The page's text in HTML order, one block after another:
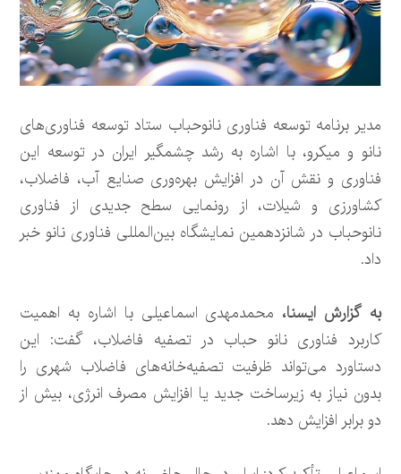
مدیر برنامه توسعه فناوری نانوحباب ستاد توسعه فناوری‌های
نانو و میکرو، با اشاره به رشد چشمگیر ایران در توسعه این
فناوری و نقش آن در افزایش بهره‌وری صنایع آب، فاضلاب،
کشاورزی و شیلات، از رونمایی سطح جدیدی از فناوری
نانوحباب در شانزدهمین نمایشگاه بین‌المللی فناوری نانو خبر
داد.
به گزارش ایسنا، محمدمهدی اسماعیلی با اشاره به اهمیت
کاربرد فناوری نانو حباب در تصفیه فاضلاب، گفت: این
دستاورد می‌تواند ظرفیت تصفیه‌خانه‌های فاضلاب شهری را
بدون نیاز به زیرساخت جدید یا افزایش مصرف انرژی، بیش از
دو برابر افزایش دهد.